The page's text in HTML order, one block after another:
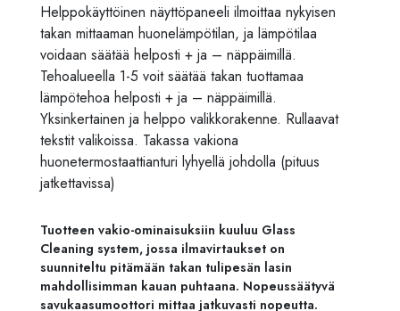
Helppokäyttöinen näyttöpaneeli ilmoittaa nykyisen
takan mittaaman huonelämpötilan, ja lämpötilaa
voidaan säätää helposti + ja – näppäimillä.
Tehoalueella 1-5 voit säätää takan tuottamaa
lämpötehoa helposti + ja – näppäimillä.
Yksinkertainen ja helppo valikkorakenne. Rullaavat
tekstit valikoissa. Takassa vakiona
huonetermostaattianturi lyhyellä johdolla (pituus
jatkettavissa)
Tuotteen vakio-ominaisuksiin kuuluu Glass
Cleaning system, jossa ilmavirtaukset on
suunniteltu pitämään takan tulipesän lasin
mahdollisimman kauan puhtaana. Nopeussäätyvä
savukaasumoottori mittaa jatkuvasti nopeutta.